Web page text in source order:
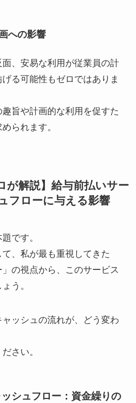
への影響
、安易な利用が従業員の計
る可能性もゼロではありま
旨や計画的な利用を促すた
られます。
が解説】給与前払いサー
フローに与える影響
です。
、私が最も重視してきた
」の視点から、このサービス
う。
ッシュの流れが、どう変わ
さい。
ッシュフロー：資金繰りの